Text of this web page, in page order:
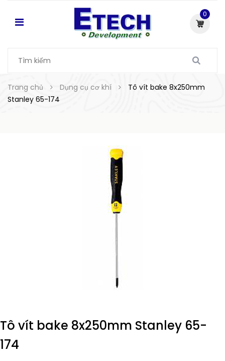
0
Trang chủ Dụng cụ cơ khí
Tô vít bake 8x250mm
Stanley 65-174
Tô vít bake 8x250mm Stanley 65-
174